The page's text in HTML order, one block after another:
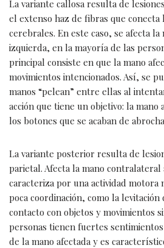
La variante callosa resulta de
el extenso haz de fibras que conecta
cerebrales. En este caso, se afecta
izquierda, en la mayoría de las
principal consiste en que la mano
movimientos intencionados. Así, se
manos “pelean” entre ellas al
acción que tiene un objetivo: la mano
los botones que se acaban de
La variante posterior resulta de
parietal. Afecta la mano contralateral
caracteriza por una actividad motora
poca coordinación, como la
contacto con objetos y movimientos
personas tienen fuertes
de la mano afectada y es